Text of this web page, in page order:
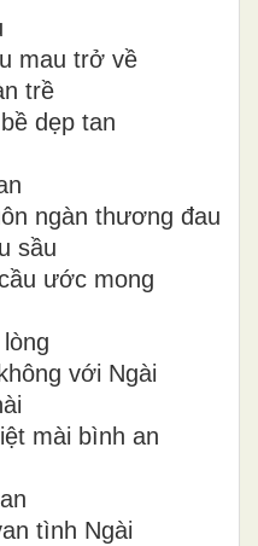
mau trở về
trề
dẹp tan
ngàn thương đau
sầu
ước mong
với Ngài
mài bình an
tình Ngài